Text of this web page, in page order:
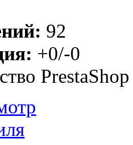
92
+0/-0
PrestaShop